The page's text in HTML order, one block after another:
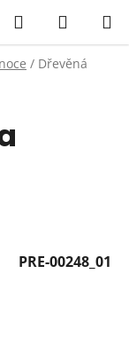
Hledat
KOŠÍK
/ Dřevěná
PRE-00248_01